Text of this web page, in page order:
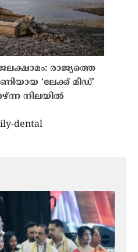
രാജ്യത്തെ
‘ലേക്ക് മീഡ്’
നിലയിൽ